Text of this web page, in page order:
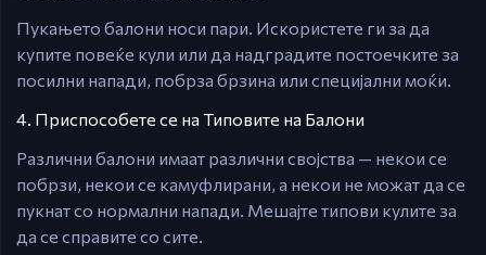
Пукањето балони носи пари. Искористете ги за да
купите повеќе кули или да надградите постоечките за
посилни напади, побрза брзина или специјални моќи.
4. Приспособете се на Типовите на Балони
Различни балони имаат различни својства — некои се
побрзи, некои се камуфлирани, а некои не можат да се
пукнат со нормални напади. Мешајте типови кулите за
да се справите со сите.